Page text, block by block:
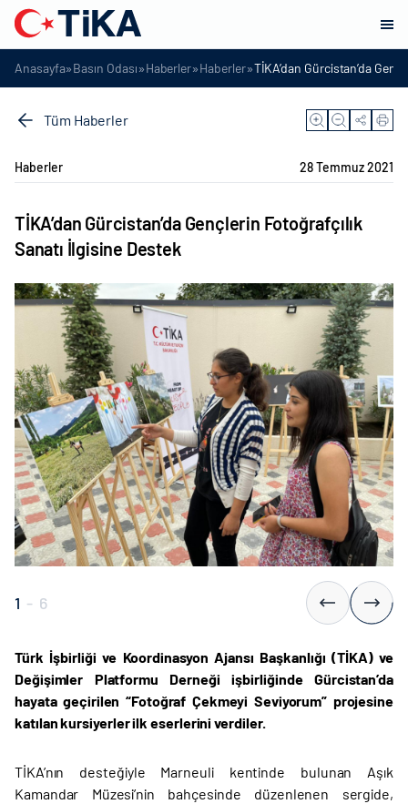
Anasayfa»Basın Odası»Haberler»Haberler»TİKA’dan Gürcistan’da
Tüm Haberler
Haberler 28 Temmuz 2021
TİKA’dan Gürcistan’da Gençlerin Fotoğrafçılık
Sanatı İlgisine Destek
1 - 6
Türk İşbirliği ve Koordinasyon Ajansı Başkanlığı (TİKA) ve
Değişimler Platformu Derneği işbirliğinde Gürcistan’da
hayata geçirilen “Fotoğraf Çekmeyi Seviyorum” projesine
katılan kursiyerler ilk eserlerini verdiler.
TİKA’nın desteğiyle Marneuli kentinde bulunan Aşık
Kamandar Müzesi’nin bahçesinde düzenlenen sergide,